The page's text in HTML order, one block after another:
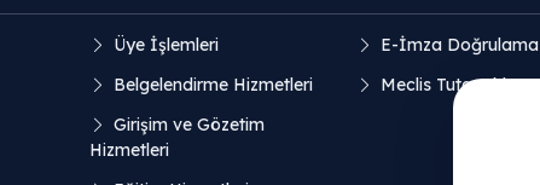
Üye İşlemleri
Belgelendirme Hizmetleri
Girişim ve Gözetim
Hizmetleri
E-İmza Doğrulama
Meclis Tutanakları